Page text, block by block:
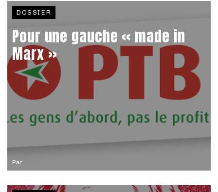
Par
DOSSIER
Pour une gauche « made in
Marx »